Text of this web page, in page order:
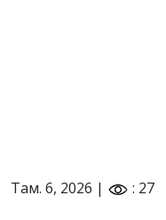
Там. 6, 2026 | : 27